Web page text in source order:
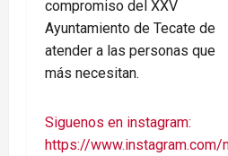
compromiso del XXV
Ayuntamiento de Tecate de
atender a las personas que
más necesitan.
Siguenos en instagram:
https://www.instagram.com/